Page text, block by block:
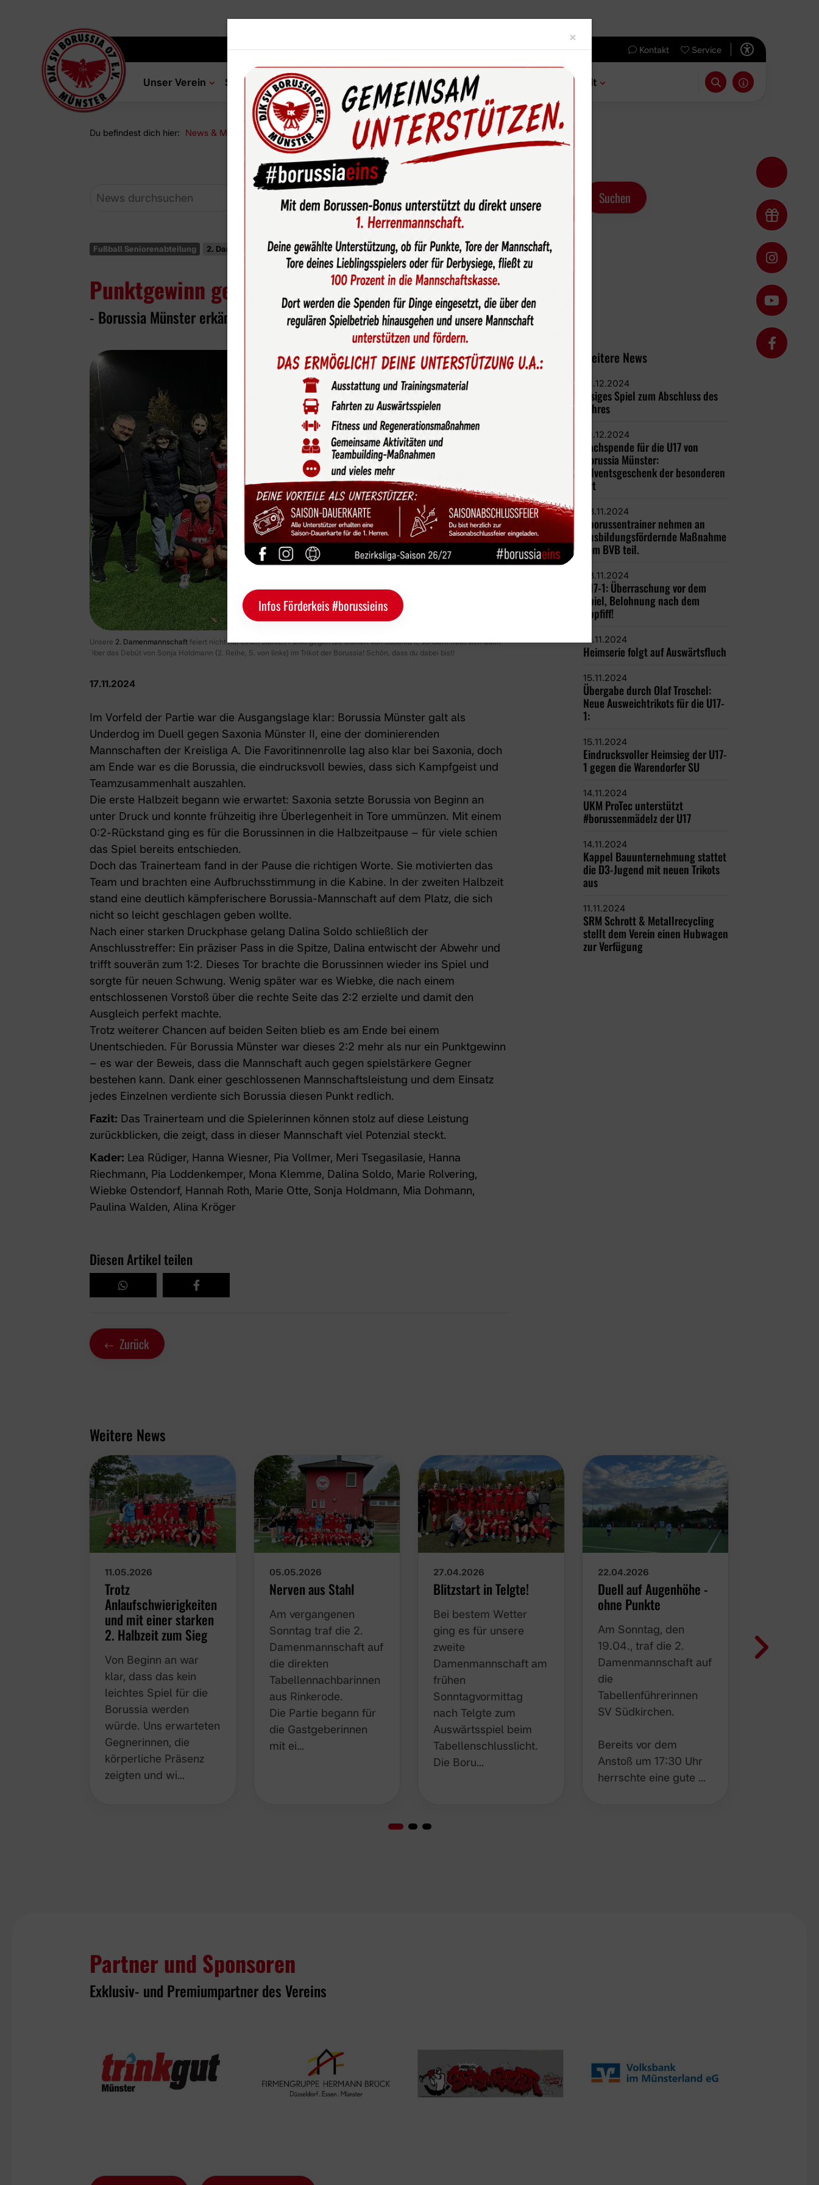
Kontakt Service
Unser Verein Sportangebot News & Media Service Sponsoren Fun & Freizeit
Du befindest dich hier: News & Media Newsroom Punktgewinn gegen Favoritinnen
Fußball Seniorenabteilung 2. Damen
Punktgewinn gegen Favoritinnen
- Borussia Münster erkämpft sich starkes 2:2 gegen Saxonia II
Unsere 2. Damenmannschaft feiert nicht nur einen starken Punkt gegen die Damen von Saxonia II, sondern freut sich auch
über das Debüt von Sonja Holdmann (2. Reihe, 5. von links) im Trikot der Borussia! Schön, dass du dabei bist!
17.11.2024
Im Vorfeld der Partie war die Ausgangslage klar: Borussia Münster galt als
Underdog im Duell gegen Saxonia Münster II, eine der dominierenden
Mannschaften der Kreisliga A. Die Favoritinnenrolle lag also klar bei Saxonia, doch
am Ende war es die Borussia, die eindrucksvoll bewies, dass sich Kampfgeist und
Teamzusammenhalt auszahlen.
Die erste Halbzeit begann wie erwartet: Saxonia setzte Borussia von Beginn an
unter Druck und konnte frühzeitig ihre Überlegenheit in Tore ummünzen. Mit einem
0:2-Rückstand ging es für die Borussinnen in die Halbzeitpause – für viele schien
das Spiel bereits entschieden.
Doch das Trainerteam fand in der Pause die richtigen Worte. Sie motivierten das
Team und brachten eine Aufbruchsstimmung in die Kabine. In der zweiten Halbzeit
stand eine deutlich kämpferischere Borussia-Mannschaft auf dem Platz, die sich
nicht so leicht geschlagen geben wollte.
Nach einer starken Druckphase gelang Dalina Soldo schließlich der
Anschlusstreffer: Ein präziser Pass in die Spitze, Dalina entwischt der Abwehr und
trifft souverän zum 1:2. Dieses Tor brachte die Borussinnen wieder ins Spiel und
sorgte für neuen Schwung. Wenig später war es Wiebke, die nach einem
entschlossenen Vorstoß über die rechte Seite das 2:2 erzielte und damit den
Ausgleich perfekt machte.
Trotz weiterer Chancen auf beiden Seiten blieb es am Ende bei einem
Unentschieden. Für Borussia Münster war dieses 2:2 mehr als nur ein Punktgewinn
– es war der Beweis, dass die Mannschaft auch gegen spielstärkere Gegner
bestehen kann. Dank einer geschlossenen Mannschaftsleistung und dem Einsatz
jedes Einzelnen verdiente sich Borussia diesen Punkt redlich.
Fazit: Das Trainerteam und die Spielerinnen können stolz auf diese Leistung
zurückblicken, die zeigt, dass in dieser Mannschaft viel Potenzial steckt.
Kader: Lea Rüdiger, Hanna Wiesner, Pia Vollmer, Meri Tsegasilasie, Hanna
Riechmann, Pia Loddenkemper, Mona Klemme, Dalina Soldo, Marie Rolvering,
Wiebke Ostendorf, Hannah Roth, Marie Otte, Sonja Holdmann, Mia Dohmann,
Paulina Walden, Alina Kröger
Diesen Artikel teilen
Zurück
Weitere News
01.12.2024
Eisiges Spiel zum Abschluss des
Jahres
01.12.2024
Sachspende für die U17 von
Borussia Münster:
Adventsgeschenk der besonderen
Art
28.11.2024
#borussentrainer nehmen an
Ausbildungsfördernde Maßnahme
vom BVB teil.
23.11.2024
U17-1: Überraschung vor dem
Spiel, Belohnung nach dem
Abpfiff!
19.11.2024
Heimserie folgt auf Auswärtsfluch
15.11.2024
Übergabe durch Olaf Troschel:
Neue Ausweichtrikots für die U17-
1:
15.11.2024
Eindrucksvoller Heimsieg der U17-
1 gegen die Warendorfer SU
14.11.2024
UKM ProTec unterstützt
#borussenmädelz der U17
14.11.2024
Kappel Bauunternehmung stattet
die D3-Jugend mit neuen Trikots
aus
11.11.2024
SRM Schrott & Metallrecycling
stellt dem Verein einen Hubwagen
zur Verfügung
Weitere News
11.05.2026
Trotz
Anlaufschwierigkeiten
und mit einer starken
2. Halbzeit zum Sieg
Von Beginn an war
klar, dass das kein
leichtes Spiel für die
Borussia werden
würde. Uns erwarteten
Gegnerinnen, die
körperliche Präsenz
zeigten und wi…
05.05.2026
Nerven aus Stahl
Am vergangenen
Sonntag traf die 2.
Damenmannschaft auf
die direkten
Tabellennachbarinnen
aus Rinkerode.
Die Partie begann für
die Gastgeberinnen
mit ei…
27.04.2026
Blitzstart in Telgte!
Bei bestem Wetter
ging es für unsere
zweite
Damenmannschaft am
frühen
Sonntagvormittag
nach Telgte zum
Auswärtsspiel beim
Tabellenschlusslicht.
Die Boru…
22.04.2026
Duell auf Augenhöhe -
ohne Punkte
Am Sonntag, den
19.04., traf die 2.
Damenmannschaft auf
die
Tabellenführerinnen
SV Südkirchen.
Bereits vor dem
Anstoß um 17:30 Uhr
herrschte eine gute …
Mittwoch
Partner und Sponsoren
Exklusiv- und Premiumpartner des Vereins
× Close
Infos Förderkeis #borussieins